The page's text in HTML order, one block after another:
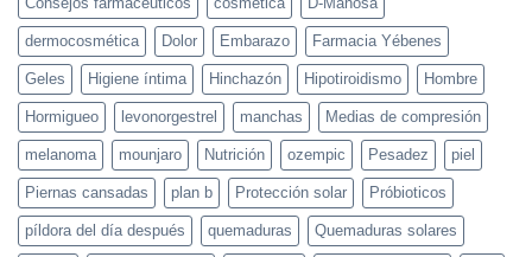
dermocosmética Dolor Embarazo Farmacia Yébenes
Geles Higiene íntima Hinchazón Hipotiroidismo Hombre
Hormigueo levonorgestrel manchas Medias de compresión
melanoma mounjaro Nutrición ozempic Pesadez piel
Piernas cansadas plan b Protección solar Próbioticos
píldora del día después quemaduras Quemaduras solares